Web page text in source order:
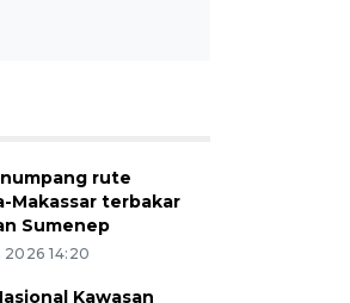
rute
Makassar terbakar
Sumenep
14:20
Kawasan